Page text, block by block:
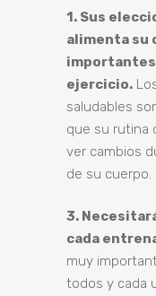
1. Sus
alimenta su
importantes
ejercicio. L
saludables
que su rutina
ver cambios
de su cuerpo.
3.
cada
muy
todos y cada